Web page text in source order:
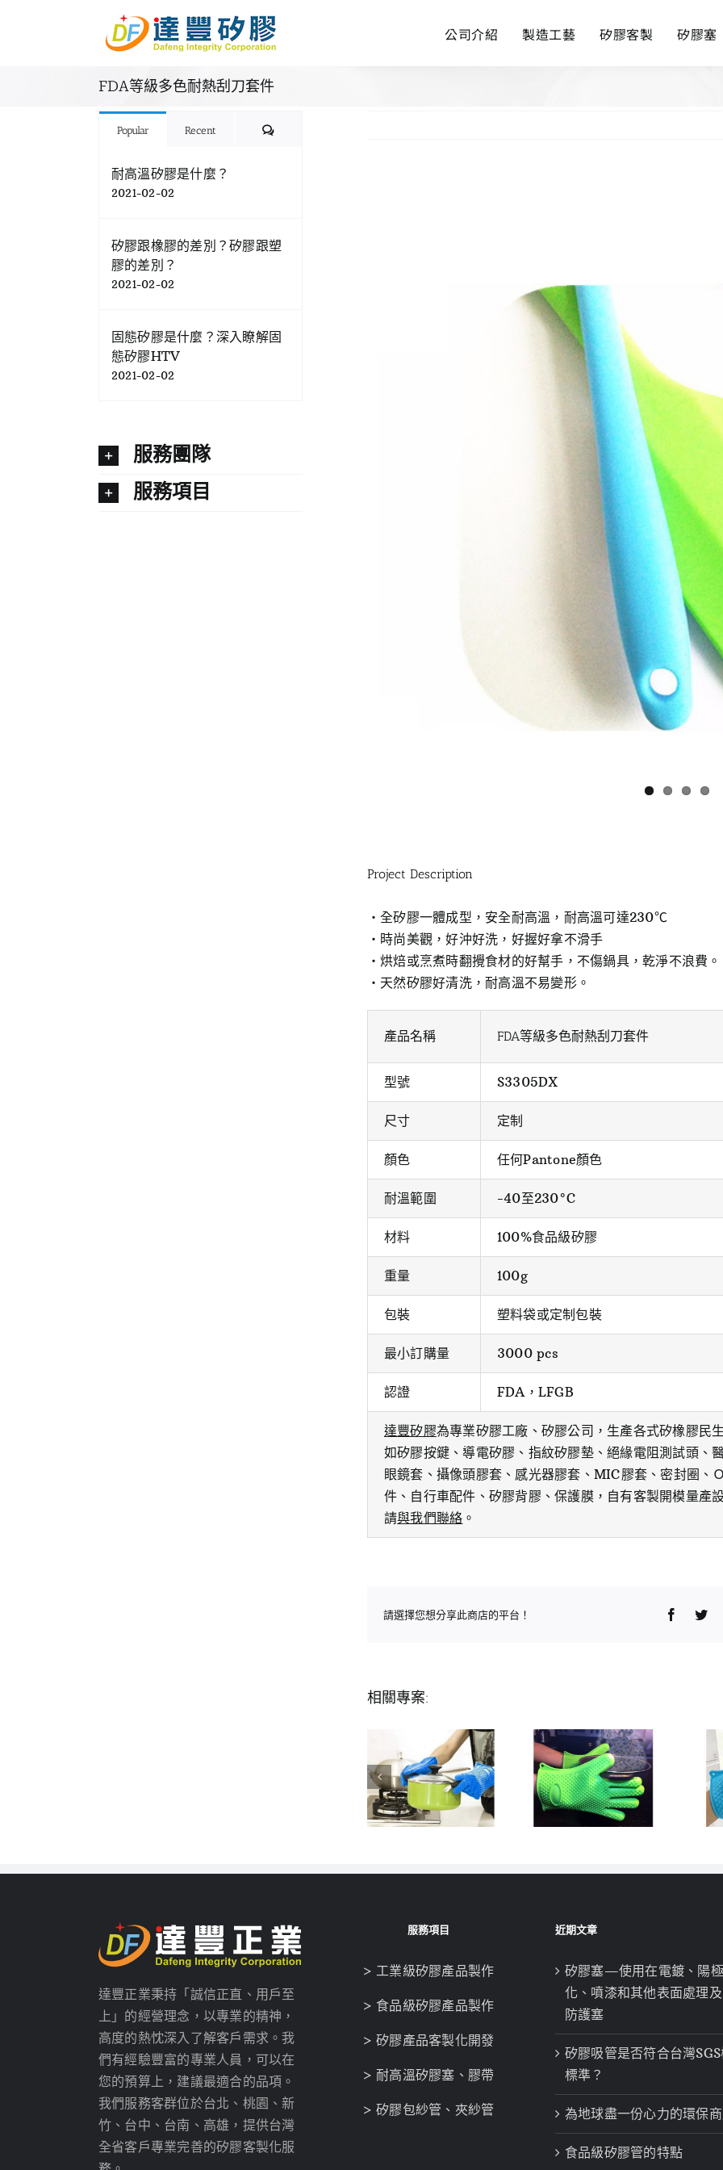
公司介紹 製造工藝 矽膠客製 矽膠塞
FDA等級多色耐熱刮刀套件
Project Description
‧全矽膠一體成型，安全耐高溫，耐高溫可達230℃
‧時尚美觀，好沖好洗，好握好拿不滑手
‧烘焙或烹煮時翻攪食材的好幫手，不傷鍋具，乾淨不浪費。
‧天然矽膠好清洗，耐高溫不易變形。
產品名稱 FDA等級多色耐熱刮刀套件
型號 S3305DX
尺寸 定制
顏色 任何Pantone顏色
耐溫範圍 -40至230°C
材料 100%食品級矽膠
重量 100g
包裝 塑料袋或定制包裝
最小訂購量 3000 pcs
認證 FDA，LFGB
達豐矽膠為專業矽膠工廠、矽膠公司，生產各式矽橡膠民
如矽膠按鍵、導電矽膠、指紋矽膠墊、絕緣電阻測試頭、
眼鏡套、攝像頭膠套、感光器膠套、MIC膠套、密封圈、
件、自行車配件、矽膠背膠、保護膜，自有客製開模量產
請與我們聯絡 。
請選擇您想分享此商店的平台！
相關專案:
Popular Recent Comments
耐高溫矽膠是什麼？
2021-02-02
矽膠跟橡膠的差別？矽膠跟塑
膠的差別？
2021-02-02
固態矽膠是什麼？深入瞭解固
態矽膠HTV
2021-02-02
服務團隊
服務項目
達豐正業秉持「誠信正直、用戶至
上」的經營理念，以專業的精神，
高度的熱忱深入了解客戶需求。我
們有經驗豐富的專業人員，可以在
您的預算上，建議最適合的品項。
我們服務客群位於台北、桃園、新
竹、台中、台南、高雄，提供台灣
全省客戶專業完善的矽膠客製化服
服務項目
> 工業級矽膠產品製作
> 食品級矽膠產品製作
> 矽膠產品客製化開發
> 耐高溫矽膠塞、膠帶
> 矽膠包紗管、夾紗管
近期文章
矽膠塞—使用在電鍍、陽極
化、噴漆和其他表面處理
防護塞
矽膠吸管是否符合台灣
標準？
為地球盡一份心力的環保
食品級矽膠管的特點